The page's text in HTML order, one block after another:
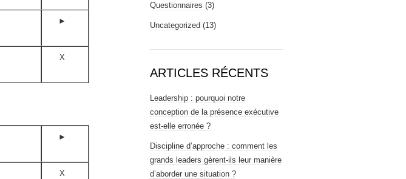
►
X
►
X
Questionnaires (3)
Uncategorized (13)
ARTICLES RÉCENTS
Leadership : pourquoi notre
conception de la présence exécutive
est-elle erronée ?
Discipline d’approche : comment les
grands leaders gèrent-ils leur manière
d’aborder une situation ?